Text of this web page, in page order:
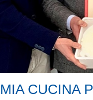
CUCINA